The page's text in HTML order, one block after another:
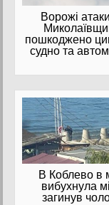
Ворожі
пошкоджено
судно та
В Коблево в
вибухнула
загинув